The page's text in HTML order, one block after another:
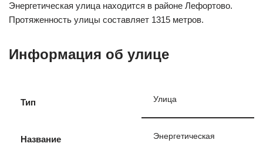
Энергетическая улица находится в районе Лефортово.
Протяженность улицы составляет 1315 метров.
Информация об улице
Тип Улица
Название Энергетическая